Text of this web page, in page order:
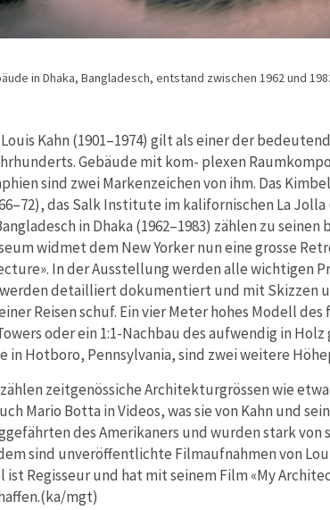
in Dhaka, Bangladesch, entstand zwischen 1962 und
Kahn (1901–1974) gilt als einer der
Gebäude mit ­kom­- plexen
sind zwei Markenzeichen von ihm. Das
das Salk Institute im kalifornischen La Jolla
in Dhaka (1962–1983) zählen zu
widmet dem New Yorker nun eine grosse
In der Ausstellung werden alle wichtigen
detailliert dokumentiert und mit Skizzen
Reisen schuf. Ein vier Meter hohes Modell
oder ein 1:1-Nachbau des aufwendig in
in Hotboro, Pennsylvania, sind zwei weitere
zeitgenössiche Architekturgrössen wie etwa
Mario Botta in Videos, was sie von Kahn und
des Amerikaners und wurden stark
sind unveröffentlichte Filmaufnahmen von
ist Regisseur und hat mit seinem Film «My
mgt)